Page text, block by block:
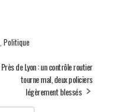
Politique
Près de Lyon : un contrôle routier
tourne mal, deux policiers
légèrement blessés